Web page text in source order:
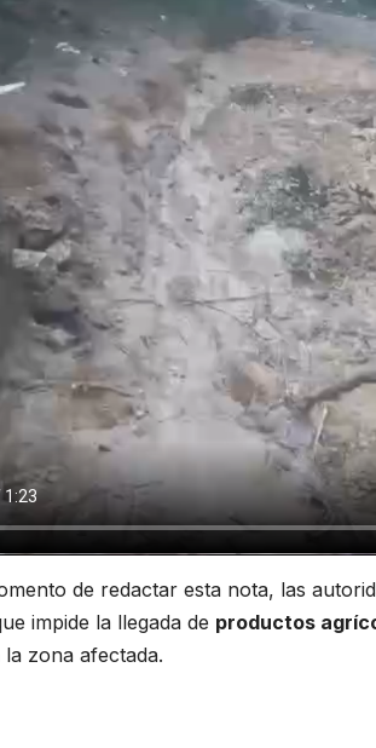
de redactar esta nota, las
impide la llegada de productos
zona afectada.